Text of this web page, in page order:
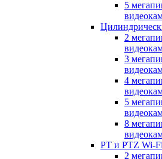
5
2
3
4
5
8
PT и PTZ Wi-
2